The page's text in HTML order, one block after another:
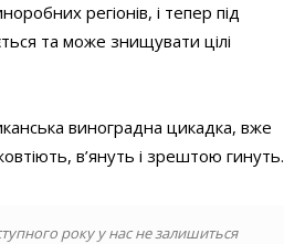
регіонів, і тепер під
та може знищувати цілі
виноградна цикадка, вже
в’януть і зрештою гинуть.
року у нас не залишиться